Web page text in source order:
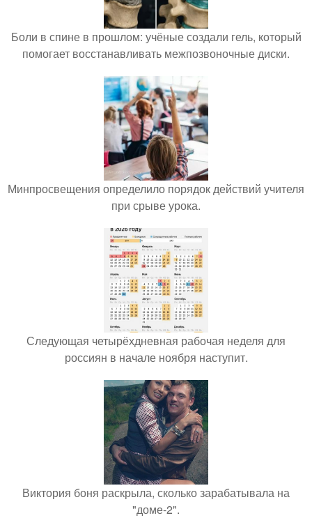
Боли в спине в прошлом: учёные создали гель, который
помогает восстанавливать межпозвоночные диски.
Минпросвещения определило порядок действий учителя
при срыве урока.
Следующая четырёхдневная рабочая неделя для
россиян в начале ноября наступит.
Виктория боня раскрыла, сколько зарабатывала на
"доме-2".